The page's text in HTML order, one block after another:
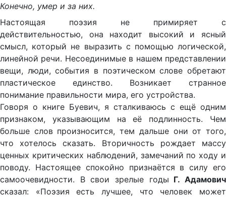
Конечно, умер и за них.
Настоящая поэзия не примиряет с
действительностью, она находит высокий и ясный
смысл, который не выразить с помощью логической,
линейной речи. Несоединимые в нашем представлении
вещи, люди, события в поэтическом слове обретают
пластическое единство. Возникает странное
понимание правильности мира, его устройства.
Говоря о книге Буевич, я сталкиваюсь с ещё одним
признаком, указывающим на её подлинность. Чем
больше слов произносится, тем дальше они от того,
что хотелось сказать. Вторичность рождает массу
ценных критических наблюдений, замечаний по ходу и
поводу. Настоящее спокойно признаётся в силу его
самоочевидности. В свои зрелые годы Г. Адамович
сказал: «Поэзия есть лучшее, что человек может